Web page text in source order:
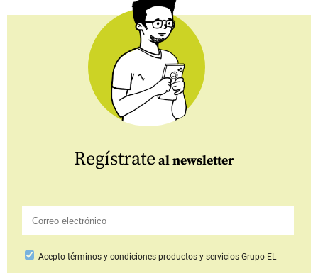
Regístrate al newsletter
Aceptotérminos y condiciones productos y serviciosGrupo EL